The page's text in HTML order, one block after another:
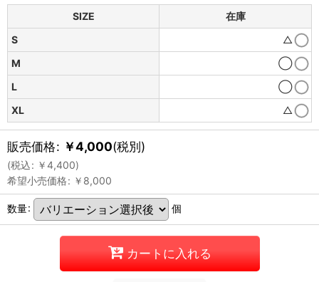
SIZE
在庫
S
△
M
◯
L
◯
XL
△
販売価格: ￥4,000(税別)
(税込: ￥4,400)
希望小売価格: ￥ 8,000
数量: 個
カートに入れる